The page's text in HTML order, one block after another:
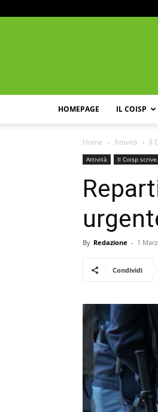
HOMEPAGE IL COISP
Home Attività Il
Attività Il Coisp
By Redazione - 1
Condividi